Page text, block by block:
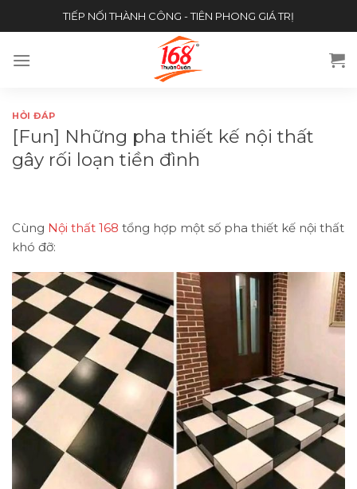
to
TIẾP NỐI THÀNH CÔNG - TIÊN PHONG GIÁ TRỊ
HỎI ĐÁP
[Fun] Những pha thiết kế nội thất
gây rối loạn tiền đình
Cùng Nội thất 168 tổng hợp một số pha thiết kế nội thất
khó đỡ: